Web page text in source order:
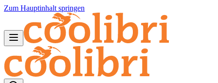
Zum Hauptinhalt springen